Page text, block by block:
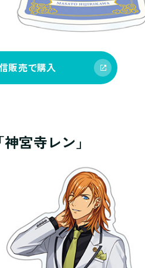
販売で購入
「神宮寺レン」